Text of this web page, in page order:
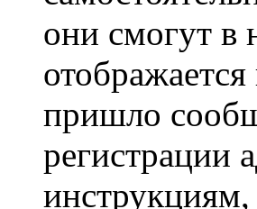
они смогут в
пришло
регистрации